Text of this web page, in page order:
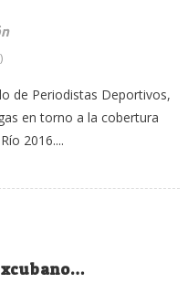
de Periodistas Deportivos,
en torno a la cobertura
2016....